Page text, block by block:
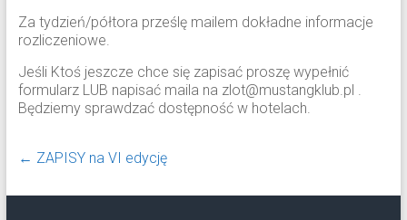
Za tydzień/półtora prześlę mailem dokładne informacje
rozliczeniowe.
Jeśli Ktoś jeszcze chce się zapisać proszę wypełnić
formularz LUB napisać maila na zlot@mustangklub.pl .
Będziemy sprawdzać dostępność w hotelach.
← ZAPISY na VI edycję